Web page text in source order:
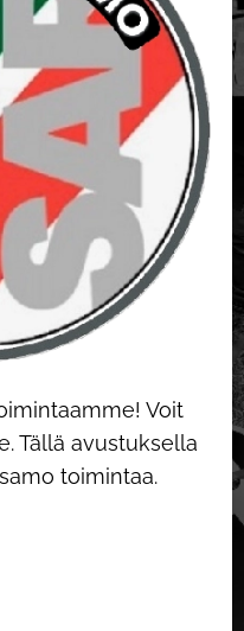
Voit
Tällä avustuksella
toimintaa.